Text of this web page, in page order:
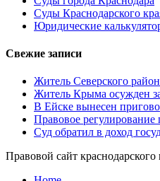
Суды Краснодарского
Юридические
Свежие записи
Житель Северского
Житель Крыма осужден
В Ейске вынесен
Правовое регулирование
Суд обратил в доход
Правовой сайт